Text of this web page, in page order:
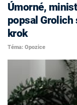
Úmorné,
popsal Grolich
krok
Téma: Opozice